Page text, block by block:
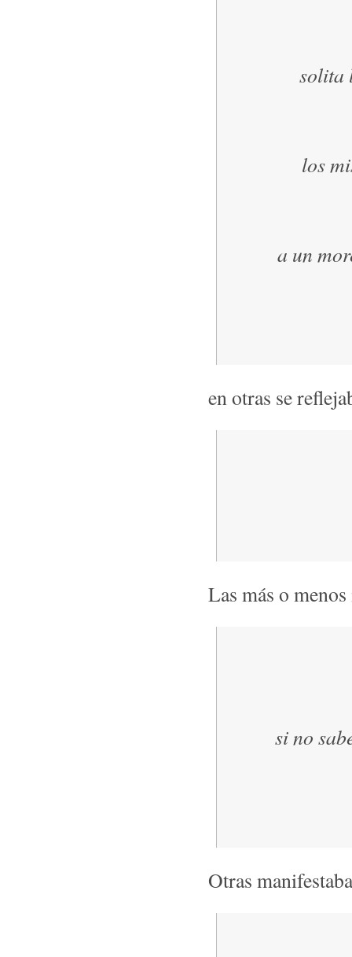
solita
los
a un
en otras se
Las más o
si no
Otras